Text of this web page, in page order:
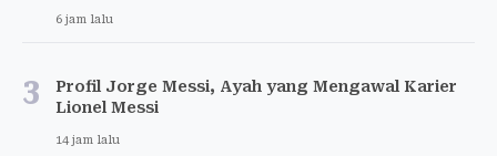
6 jam lalu
3
Profil Jorge Messi, Ayah yang Mengawal Karier
Lionel Messi
14 jam lalu